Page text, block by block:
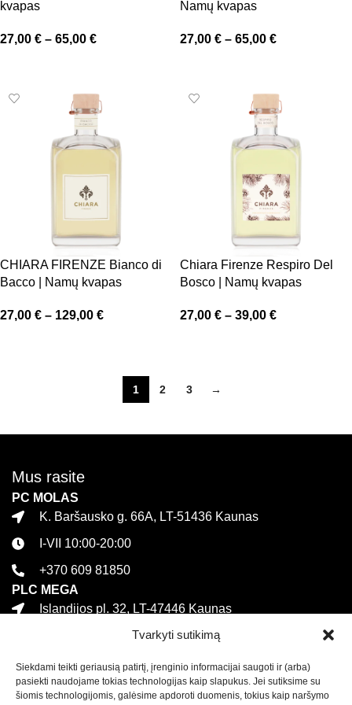
Tvarkyti sutikimą
Siekdami teikti geriausią patirtį, įrenginio informacijai saugoti ir (arba)
pasiekti naudojame tokias technologijas kaip slapukus. Jei sutiksime su
šiomis technologijomis, galėsime apdoroti duomenis, tokius kaip naršymo
kvapas
27,00 € – 65,00 €
Namų kvapas
27,00 € – 65,00 €
CHIARA FIRENZE Bianco di
Bacco | Namų kvapas
27,00 € – 129,00 €
Chiara Firenze Respiro Del
Bosco | Namų kvapas
27,00 € – 39,00 €
1 2 3 →
Mus rasite
PC MOLAS
K. Baršausko g. 66A, LT-51436 Kaunas
I-VII 10:00-20:00
+370 609 81850
PLC MEGA
Islandijos pl. 32, LT-47446 Kaunas
+370 616 21627
Informacija